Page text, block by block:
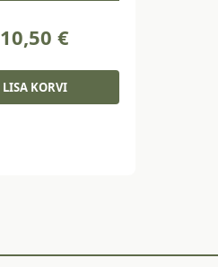
10,50€
LISA KORVI